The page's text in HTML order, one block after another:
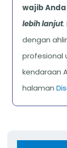
wajib
lebih lanjut.
dengan
profesional
kendaraan
halaman